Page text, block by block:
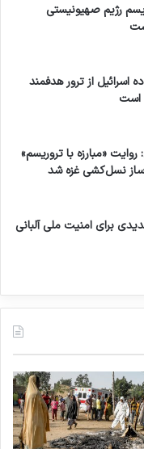
رژیم صهیونیستی
اسرائیل از ترور هدفمند
است
روایت «مبارزه با تروریسم»
برای امنیت ملی آلبانی